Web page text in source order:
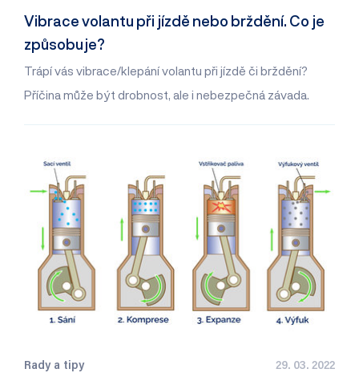
Vibrace volantu při jízdě nebo brždění. Co je
způsobuje?
Trápí vás vibrace/klepání volantu při jízdě či brždění?
Příčina může být drobnost, ale i nebezpečná závada.
Rady a tipy 29. 03. 2022